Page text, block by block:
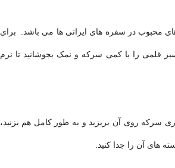
محبوب در سفره های ایرانی ها می باشد. برای
قلمی را با کمی سرکه و نمک بجوشانید تا نرم
سرکه روی آن بریزید و به طور کامل هم بزنید،
های آن را جدا کنید.